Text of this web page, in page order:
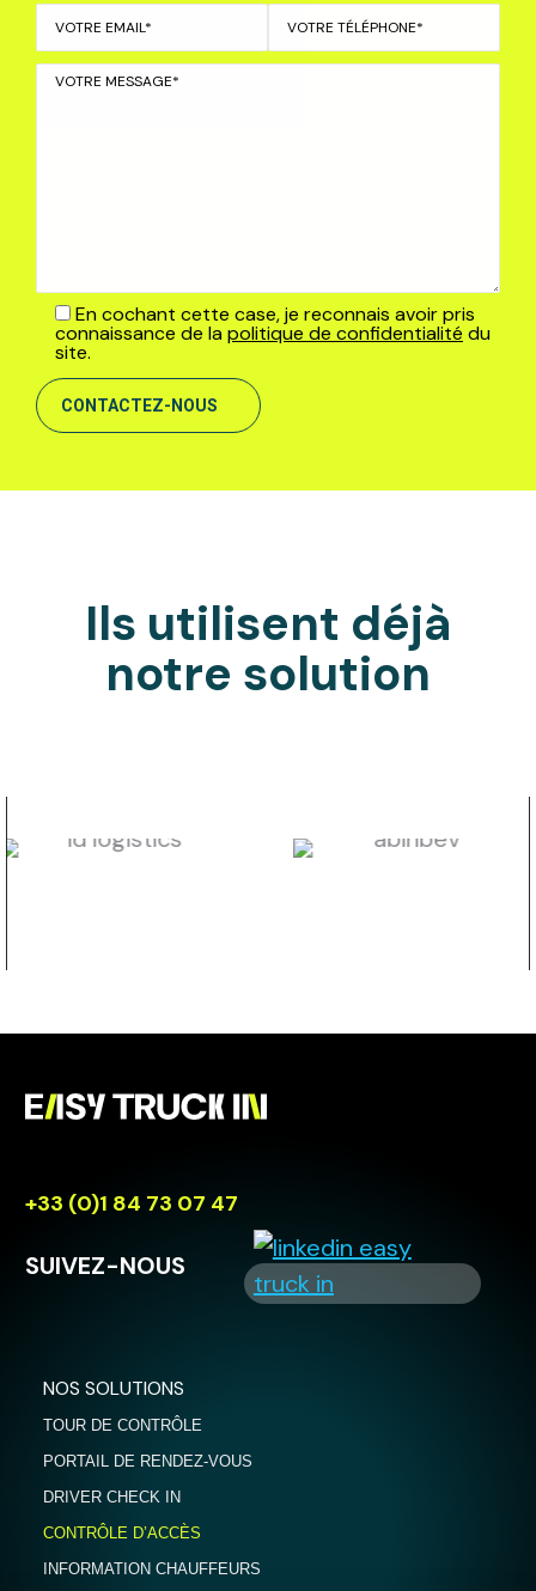
En cochant cette case, je reconnais avoir pris
connaissance de la politique de confidentialité du
site.
Ils utilisent déjà
notre solution
+33 (0)1 84 73 07 47
SUIVEZ-NOUS
NOS SOLUTIONS
TOUR DE CONTRÔLE
PORTAIL DE RENDEZ-VOUS
DRIVER CHECK IN
CONTRÔLE D’ACCÈS
INFORMATION CHAUFFEURS